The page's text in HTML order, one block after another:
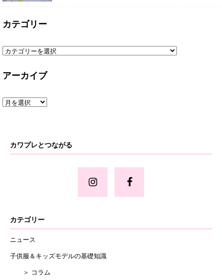
カテゴリー
アーカイブ
カワプレとつながる
カテゴリー
ニュース
子供服＆キッズモデルの基礎知識
＞ コラム